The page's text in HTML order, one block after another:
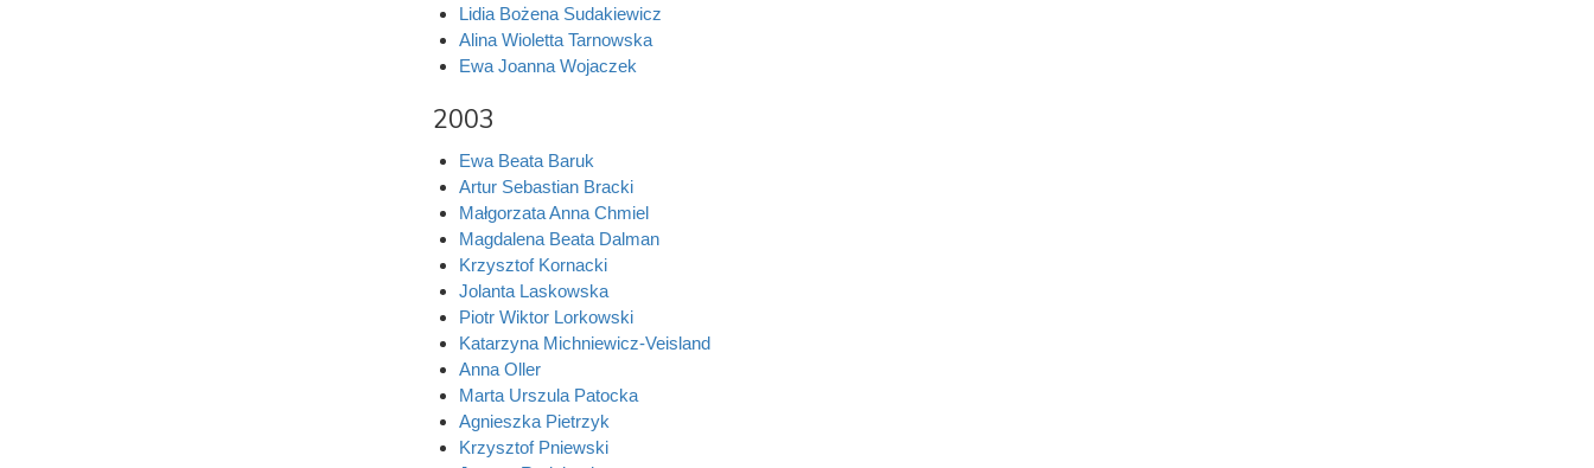
Lidia Bożena Sudakiewicz
Alina Wioletta Tarnowska
Ewa Joanna Wojaczek
2003
Ewa Beata Baruk
Artur Sebastian Bracki
Małgorzata Anna Chmiel
Magdalena Beata Dalman
Krzysztof Kornacki
Jolanta Laskowska
Piotr Wiktor Lorkowski
Katarzyna Michniewicz-Veisland
Anna Oller
Marta Urszula Patocka
Agnieszka Pietrzyk
Krzysztof Pniewski